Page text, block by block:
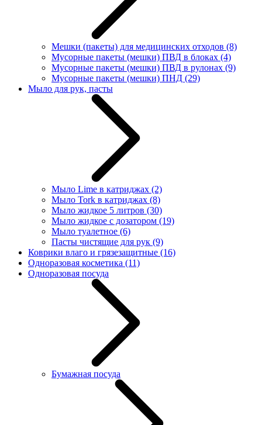
Мешки (пакеты) для медицинских отходов (8)
Мусорные пакеты (мешки) ПВД в блоках (4)
Мусорные пакеты (мешки) ПВД в рулонах (9)
Мусорные пакеты (мешки) ПНД (29)
Мыло для рук, пасты
Мыло Lime в катриджах (2)
Мыло Tork в катриджах (8)
Мыло жидкое 5 литров (30)
Мыло жидкое с дозатором (19)
Мыло туалетное (6)
Пасты чистящие для рук (9)
Коврики влаго и грязезащитные (16)
Одноразовая косметика (11)
Одноразовая посуда
Бумажная посуда